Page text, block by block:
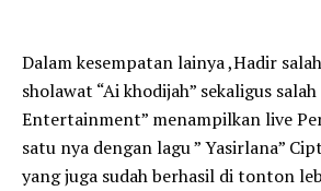
Dalam kesempatan lainya ,Hadir
sholawat “Ai khodijah” sekaligus
Entertainment” menampilkan live
satu nya dengan lagu ” Yasirlana”
yang juga sudah berhasil di tonton